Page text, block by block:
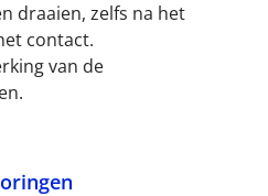
draaien, zelfs na het
contact.
van de